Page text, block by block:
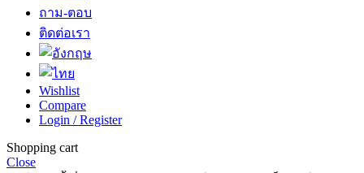
ถาม-ตอบ
ติดต่อเรา
Wishlist
Compare
Login / Register
Shopping cart
Close